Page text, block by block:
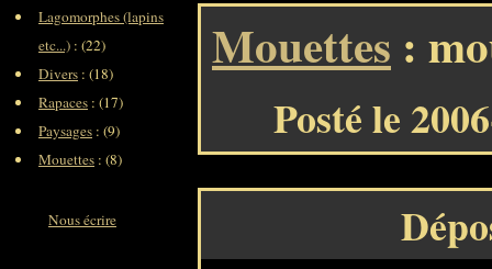
Mouettes :
Posté le
Lagomorphes (lapins
etc...) : (22)
Divers : (18)
Rapaces : (17)
Paysages : (9)
Mouettes : (8)
Nous écrire